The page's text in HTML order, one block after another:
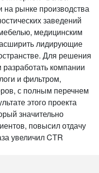
рынке производства
заведений
медицинским
лидирующие
Для решения
компании
и фильтром,
с полным перечнем
этого проекта
значительно
повысил отдачу
увеличил CTR